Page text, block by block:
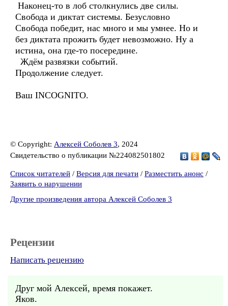
Наконец-то в лоб столкнулись две силы.
Свобода и диктат системы. Безусловно
Свобода победит, нас много и мы умнее. Но и
без диктата прожить будет невозможно. Ну а
истина, она где-то посередине.
Ждём развязки событий.
Продолжение следует.
Ваш INCOGNITO.
© Copyright: Алексей Соболев 3, 2024
Свидетельство о публикации №224082501802
Список читателей / Версия для печати / Разместить анонс /
Заявить о нарушении
Другие произведения автора Алексей Соболев 3
Рецензии
Написать рецензию
Друг мой Алексей, время покажет.
Яков.